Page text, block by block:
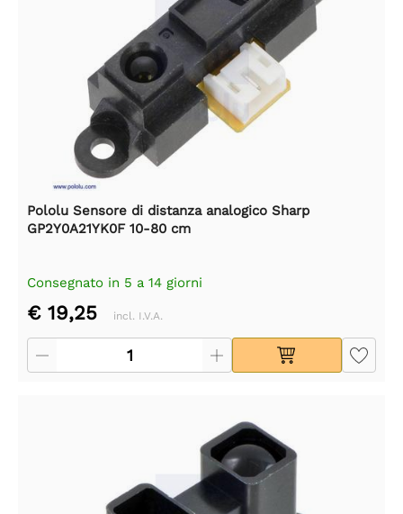
Pololu Sensore di distanza analogico Sharp
GP2Y0A21YK0F 10-80 cm
Consegnato in 5 a 14 giorni
€ 19,25 incl. I.V.A.